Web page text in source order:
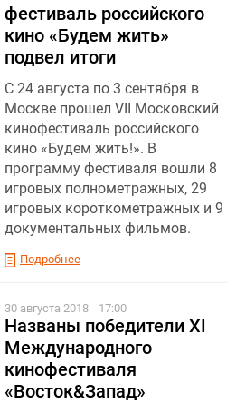
фестиваль российского
кино «Будем жить»
подвел итоги
С 24 августа по 3 сентября в
Москве прошел VII Московский
кинофестиваль российского
кино «Будем жить!». В
программу фестиваля вошли 8
игровых полнометражных, 29
игровых короткометражных и 9
документальных фильмов.
Подробнее
30 августа 2018 17:00
Названы победители XI
Международного
кинофестиваля
«Восток&Запад»